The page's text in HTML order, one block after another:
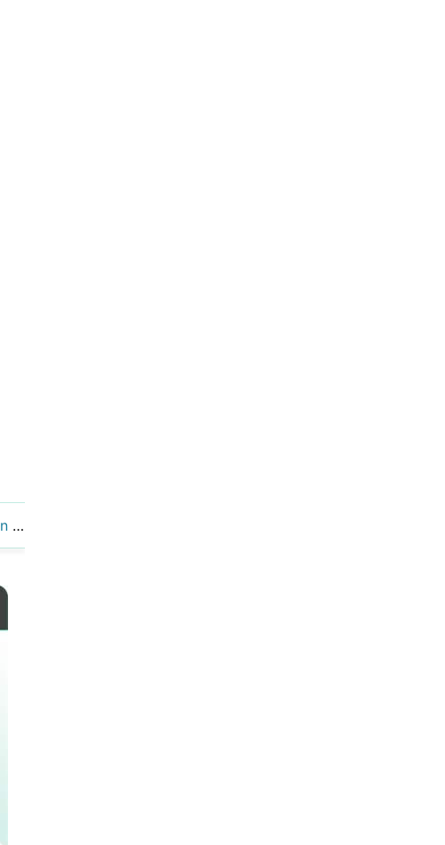
hvor mye vil det koste å få revet en tann og det gjør skikkelig vondt.?